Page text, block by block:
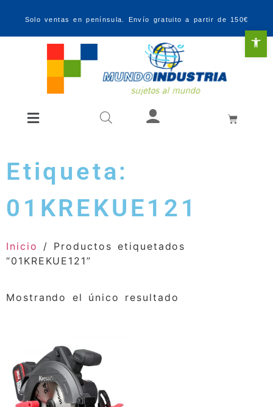
Solo ventas en península. Envío gratuito a partir de 150€
Etiqueta:
01KREKUE121
Inicio
/ Productos etiquetados
“01KREKUE121”
Mostrando el único resultado